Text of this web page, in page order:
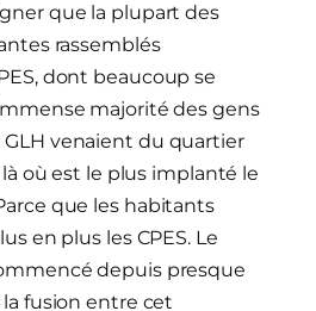
que la plupart des
rassemblés
dont beaucoup se
majorité des gens
venaient du quartier
où est le plus implanté le
que les habitants
en plus les CPES. Le
depuis presque
fusion entre cet